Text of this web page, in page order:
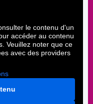
le contenu d'un
accéder au contenu
Veuillez noter que ce
avec des providers